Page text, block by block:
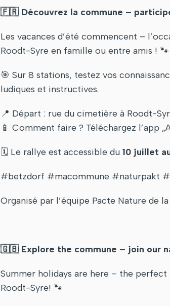
🇫🇷 Découvrez la commune –
Les vacances d’été commencent –
Roodt-Syre en famille ou entre amis ! 🐾
🎯 Sur 8 stations, testez vos
ludiques et instructives.
📍 Départ : rue du cimetière à Roodt-
📱 Comment faire ? Téléchargez l’app
🗓️ Le rallye est accessible du 10 juillet
#betzdorf #macommune #naturpakt
Organisé par l’équipe Pacte Nature de
🇬🇧Explore the commune – join our
Summer holidays are here – the
Roodt-Syre! 🐾